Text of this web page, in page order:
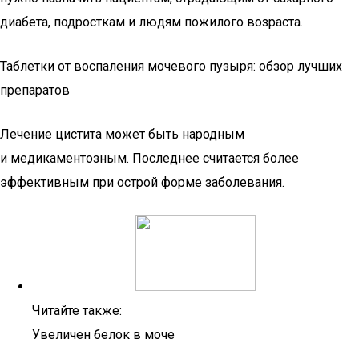
диабета, подросткам и людям пожилого возраста.
Таблетки от воспаления мочевого пузыря: обзор лучших
препаратов
Лечение цистита может быть народным
и медикаментозным. Последнее считается более
эффективным при острой форме заболевания.
Читайте также:
Увеличен белок в моче